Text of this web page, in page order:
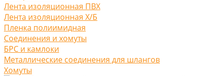
Лента изоляционная ПВХ
Лента изоляционная Х/Б
Пленка полиимидная
Соединения и хомуты
БРС и камлоки
Металлические соединения для шлангов
Хомуты